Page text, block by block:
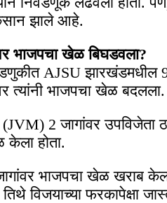
झाले आहे.
भाजपचा खेळ बिघडवला?
AJSU झारखंडमधील
त्यांनी भाजपचा खेळ बदलला.
2 जागांवर उपविजेता
होता.
भाजपचा खेळ खराब
विजयाच्या फरकापेक्षा